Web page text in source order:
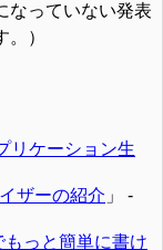
なっていない発表
）
リケーション生
ザーの紹介 」 -
っと簡単に書け